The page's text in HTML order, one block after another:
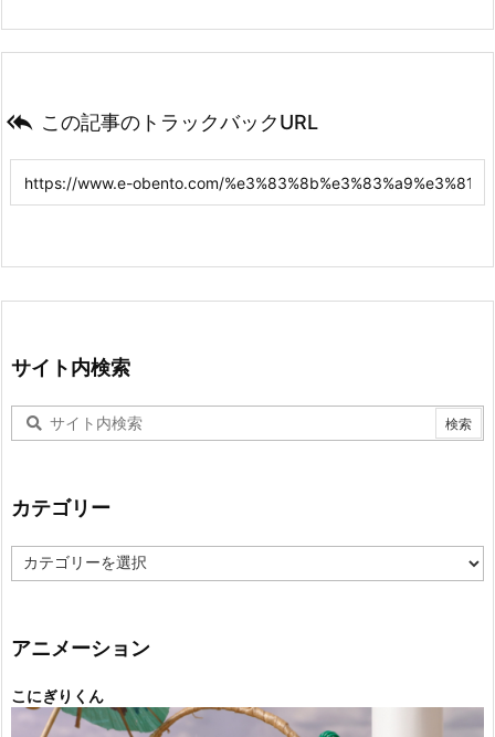
 この記事のトラックバックURL
サイト内検索
カテゴリー
テ
ー
アニメーション
こにぎりくん